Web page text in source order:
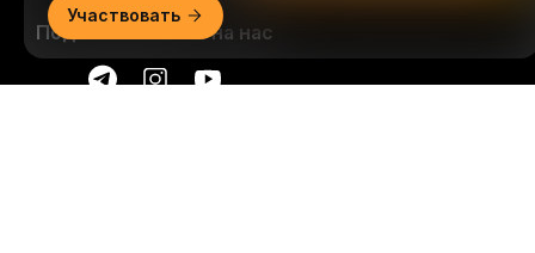
Подписывайтесь на нас
Участвовать